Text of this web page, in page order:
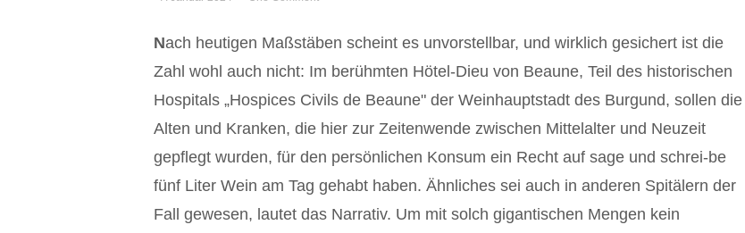
Nach heutigen Maßstäben scheint es unvorstellbar, und wirklich gesichert ist die
Zahl wohl auch nicht: Im berühmten Hötel-Dieu von Beaune, Teil des historischen
Hospitals „Hospices Civils de Beaune" der Weinhauptstadt des Burgund, sollen die
Alten und Kranken, die hier zur Zeitenwende zwischen Mittelalter und Neuzeit
gepflegt wurden, für den persönlichen Konsum ein Recht auf sage und schrei-be
fünf Liter Wein am Tag gehabt haben. Ähnliches sei auch in anderen Spitälern der
Fall gewesen, lautet das Narrativ. Um mit solch gigantischen Mengen kein